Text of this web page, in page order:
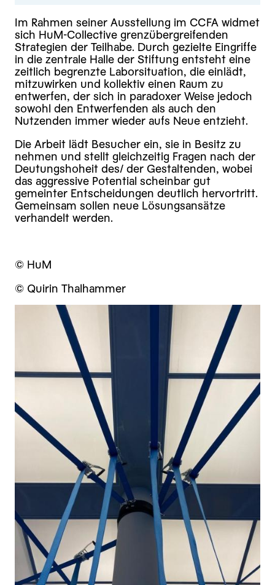
Im Rahmen seiner Ausstellung im CCFA widmet
sich HuM-Collective grenzübergreifenden
Strategien der Teilhabe. Durch gezielte Eingriffe
in die zentrale Halle der Stiftung entsteht eine
zeitlich begrenzte Laborsituation, die einlädt,
mitzuwirken und kollektiv einen Raum zu
entwerfen, der sich in paradoxer Weise jedoch
sowohl den Entwerfenden als auch den
Nutzenden immer wieder aufs Neue entzieht.
Die Arbeit lädt Besucher ein, sie in Besitz zu
nehmen und stellt gleichzeitig Fragen nach der
Deutungshoheit des/ der Gestaltenden, wobei
das aggressive Potential scheinbar gut
gemeinter Entscheidungen deutlich hervortritt.
Gemeinsam sollen neue Lösungsansätze
verhandelt werden.
© HuM
© Quirin Thalhammer